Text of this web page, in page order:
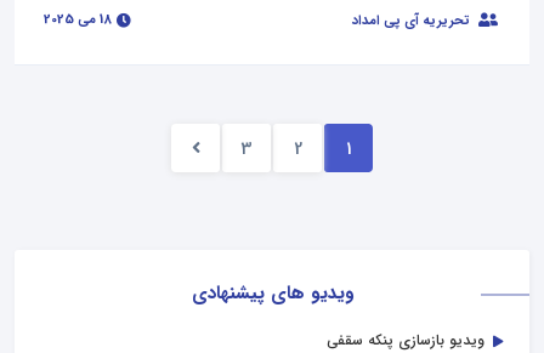
ویدیو های پیشنهادی
ویدیو بازسازی پنکه سقفی
تحریریه آی پی امداد
1
2
3